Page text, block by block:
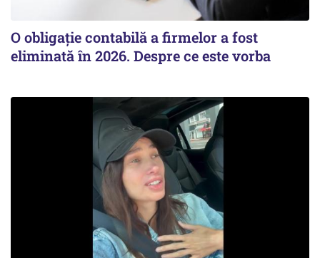
O obligație contabilă a firmelor a fost
eliminată în 2026. Despre ce este vorba